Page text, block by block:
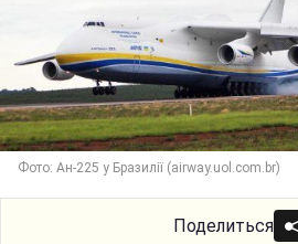
Фото: Ан-225 у Бразилії (airway.uol.com.br)
Поделиться